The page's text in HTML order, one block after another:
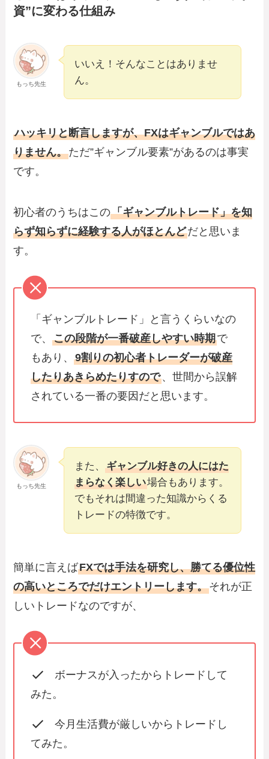
資”に変わる仕組み
もっち先生
いいえ！そんなことはありませ
ん。
ハッキリと断言しますが、FXはギャンブルではあ
りません。ただ”ギャンブル要素”があるのは事実
です。
初心者のうちはこの「ギャンブルトレード」を知
らず知らずに経験する人がほとんどだと思いま
す。
「ギャンブルトレード」と言うくらいなの
で、この段階が一番破産しやすい時期で
もあり、9割りの初心者トレーダーが破産
したりあきらめたりすので、世間から誤解
されている一番の要因だと思います。
もっち先生
また、ギャンブル好きの人にはた
まらなく楽しい場合もあります。
でもそれは間違った知識からくる
トレードの特徴です。
簡単に言えばFXでは手法を研究し、勝てる優位性
の高いところでだけエントリーします。それが正
しいトレードなのですが、
ボーナスが入ったからトレードして
みた。
今月生活費が厳しいからトレードし
てみた。